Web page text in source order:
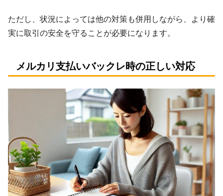
ただし、状況によっては他の対策も併用しながら、より確
実に取引の安全を守ることが必要になります。
メルカリ支払いバックレ時の正しい対応